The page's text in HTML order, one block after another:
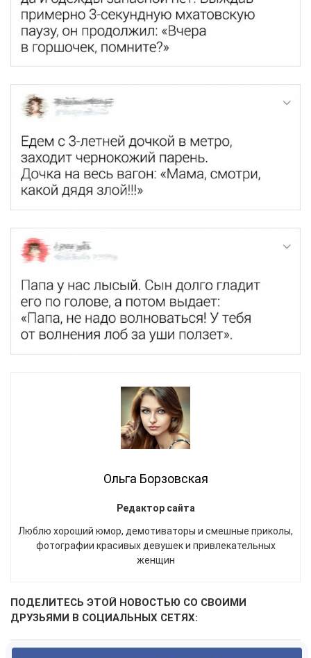
Ольга Борзовская
Редактор сайта
Люблю хороший юмор, демотиваторы и смешные приколы,
фотографии красивых девушек и привлекательных
женщин
ПОДЕЛИТЕСЬ ЭТОЙ НОВОСТЬЮ СО СВОИМИ
ДРУЗЬЯМИ В СОЦИАЛЬНЫХ СЕТЯХ: